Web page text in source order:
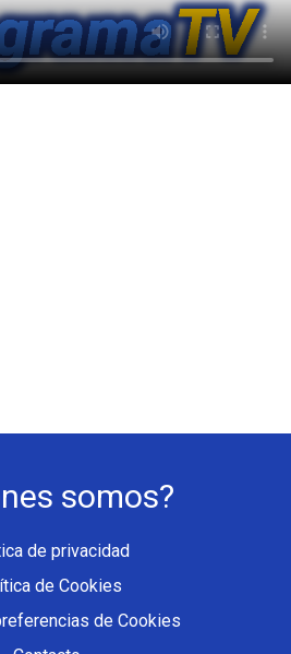
somos?
de privacidad
de Cookies
de Cookies